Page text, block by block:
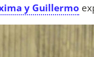
y Guillermo